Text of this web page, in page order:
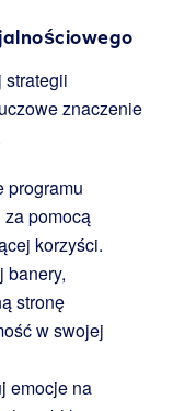
strategii
znaczenie
programu
pomocą
korzyści.
banery,
stronę
w swojej
emocje na